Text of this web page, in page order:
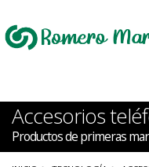
Accesorios
Productos de primeras